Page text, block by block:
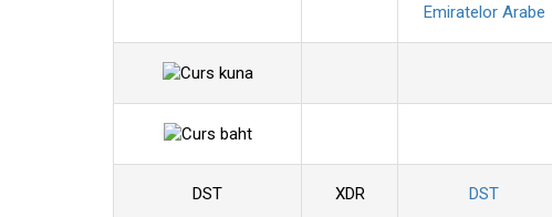
Emiratelor Arabe
DST XDR DST